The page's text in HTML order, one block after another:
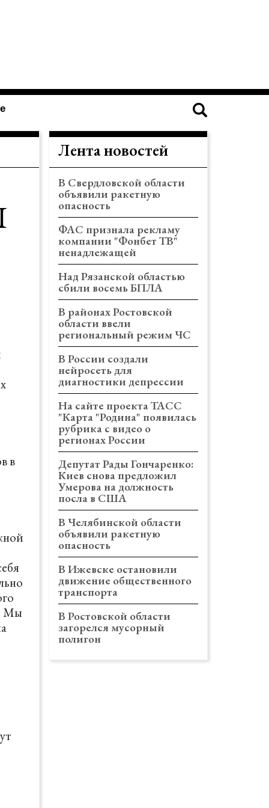
в
Мы
Лента новостей
В Свердловской области
объявили ракетную
опасность
ФАС признала рекламу
компании "Фонбет ТВ"
ненадлежащей
Над Рязанской областью
сбили восемь БПЛА
В районах Ростовской
области ввели
региональный режим ЧС
В России создали
нейросеть для
диагностики депрессии
На сайте проекта ТАСС
"Карта "Родина" появилась
рубрика с видео о
регионах России
Депутат Рады Гончаренко:
Киев снова предложил
Умерова на должность
посла в США
В Челябинской области
объявили ракетную
опасность
В Ижевске остановили
движение общественного
транспорта
В Ростовской области
загорелся мусорный
полигон